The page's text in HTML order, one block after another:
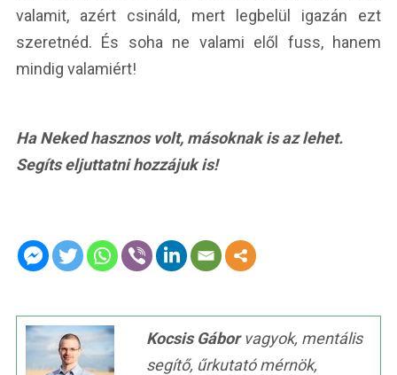
valamit, azért csináld, mert legbelül igazán ezt
szeretnéd. És soha ne valami elől fuss, hanem
mindig valamiért!
Ha Neked hasznos volt, másoknak is az lehet.
Segíts eljuttatni hozzájuk is!
Kocsis Gáborvagyok, mentális
segítő, űrkutató mérnök,